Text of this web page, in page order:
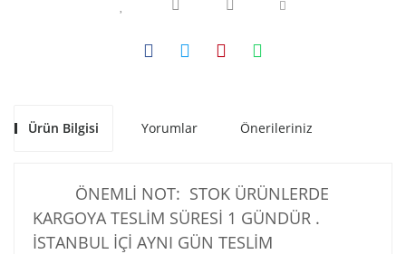
Ürün Bilgisi Yorumlar Önerileriniz
ÖNEMLİ NOT: STOK ÜRÜNLERDE
KARGOYA TESLİM SÜRESİ 1 GÜNDÜR .
İSTANBUL İÇİ AYNI GÜN TESLİM